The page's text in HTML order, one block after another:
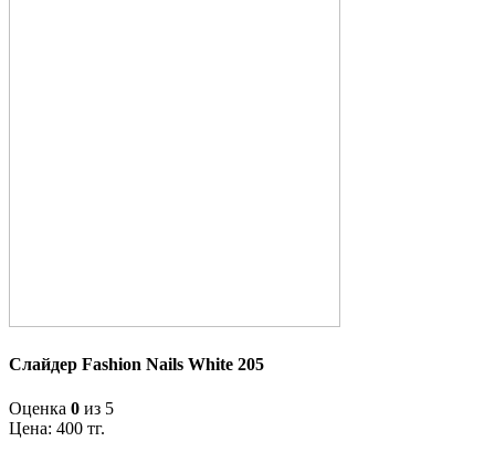
Слайдер Fashion Nails White 205
Оценка 0 из 5
Цена: 400 тг.